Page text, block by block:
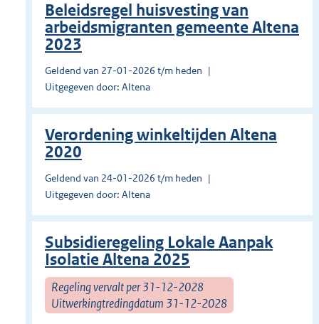
Beleidsregel huisvesting van
arbeidsmigranten gemeente Altena
2023
Geldend van 27-01-2026 t/m heden
Uitgegeven door: Altena
Verordening winkeltijden Altena
2020
Geldend van 24-01-2026 t/m heden
Uitgegeven door: Altena
Subsidieregeling Lokale Aanpak
Isolatie Altena 2025
Regeling vervalt per 31-12-2028
Uitwerkingtredingdatum 31-12-2028